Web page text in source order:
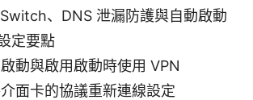
、DNS 泄漏防護與自動啟動
定要點
動與啟用啟動時使用 VPN
面卡的協議重新連線設定